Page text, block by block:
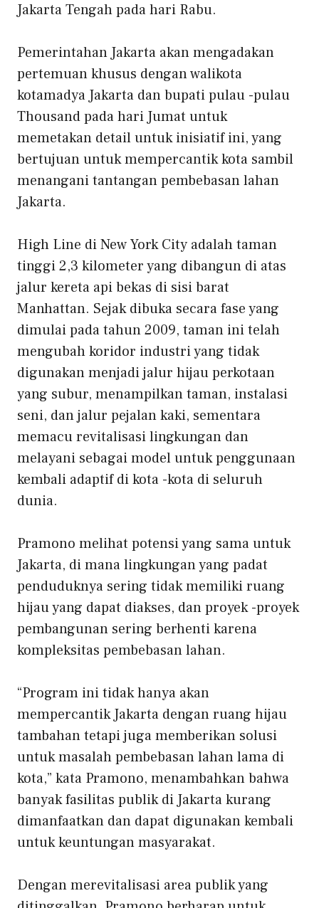
Jakarta Tengah pada hari Rabu.
Pemerintahan Jakarta akan mengadakan
pertemuan khusus dengan walikota
kotamadya Jakarta dan bupati pulau -pulau
Thousand pada hari Jumat untuk
memetakan detail untuk inisiatif ini, yang
bertujuan untuk mempercantik kota sambil
menangani tantangan pembebasan lahan
Jakarta.
High Line di New York City adalah taman
tinggi 2,3 kilometer yang dibangun di atas
jalur kereta api bekas di sisi barat
Manhattan. Sejak dibuka secara fase yang
dimulai pada tahun 2009, taman ini telah
mengubah koridor industri yang tidak
digunakan menjadi jalur hijau perkotaan
yang subur, menampilkan taman, instalasi
seni, dan jalur pejalan kaki, sementara
memacu revitalisasi lingkungan dan
melayani sebagai model untuk penggunaan
kembali adaptif di kota -kota di seluruh
dunia.
Pramono melihat potensi yang sama untuk
Jakarta, di mana lingkungan yang padat
penduduknya sering tidak memiliki ruang
hijau yang dapat diakses, dan proyek -proyek
pembangunan sering berhenti karena
kompleksitas pembebasan lahan.
“Program ini tidak hanya akan
mempercantik Jakarta dengan ruang hijau
tambahan tetapi juga memberikan solusi
untuk masalah pembebasan lahan lama di
kota,” kata Pramono, menambahkan bahwa
banyak fasilitas publik di Jakarta kurang
dimanfaatkan dan dapat digunakan kembali
untuk keuntungan masyarakat.
Dengan merevitalisasi area publik yang